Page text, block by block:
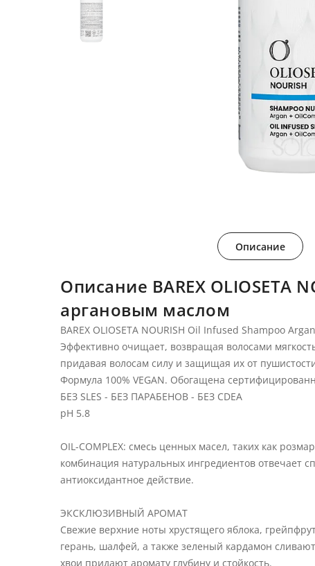
Описание
Описание BAREX OLIOSETA
аргановым маслом
BAREX OLIOSETA NOURISH Oil Infused Shampoo
Эффективно очищает, возвращая волосами
придавая волосам силу и защищая их от
Формула 100% VEGAN. Обогащена
БЕЗ SLES - БЕЗ ПАРАБЕНОВ - БЕЗ CDEA
pH 5.8
OIL-COMPLEX: смесь ценных масел, таких как
комбинация натуральных ингредиентов отвечает
антиоксидантное действие.
ЭКСКЛЮЗИВНЫЙ АРОМАТ
Свежие верхние ноты хрустящего яблока,
герань, шалфей, а также зеленый кардамон
хвои придают аромату глубину и стойкость.